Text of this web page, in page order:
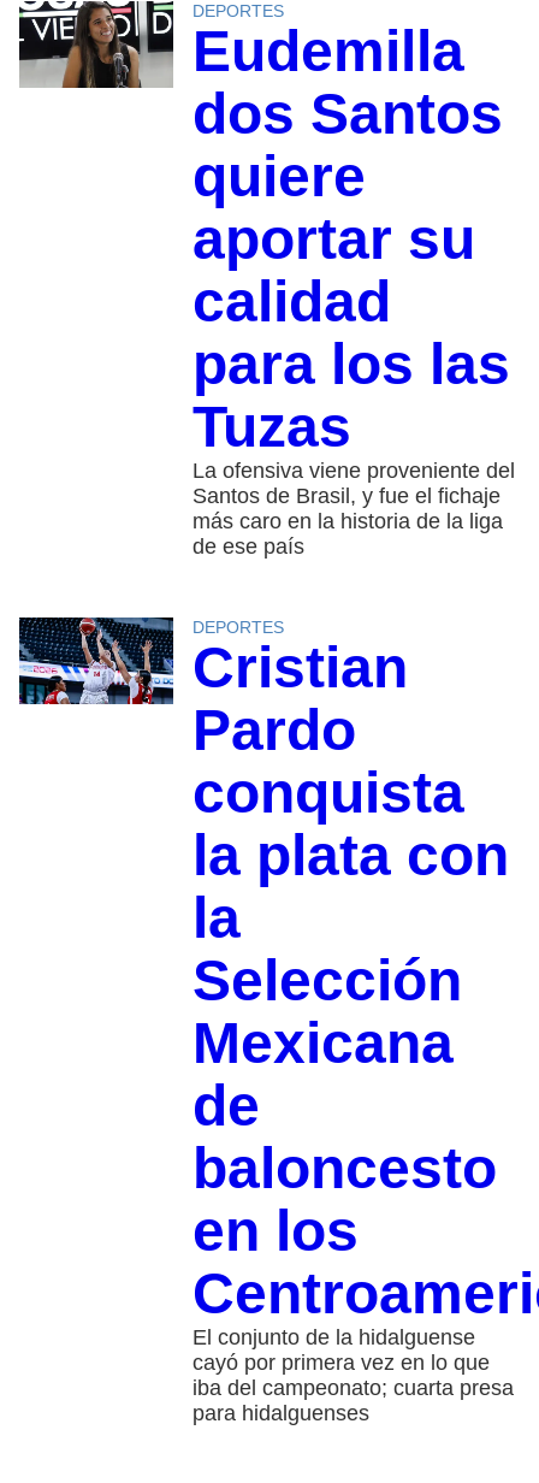
DEPORTES
Eudemilla
dos Santos
quiere
aportar su
calidad
para los las
Tuzas
La ofensiva viene proveniente del
Santos de Brasil, y fue el fichaje
más caro en la historia de la liga
de ese país
DEPORTES
Cristian
Pardo
conquista
la plata con
la
Selección
Mexicana
de
baloncesto
en los
El conjunto de la hidalguense
cayó por primera vez en lo que
iba del campeonato; cuarta presa
para hidalguenses